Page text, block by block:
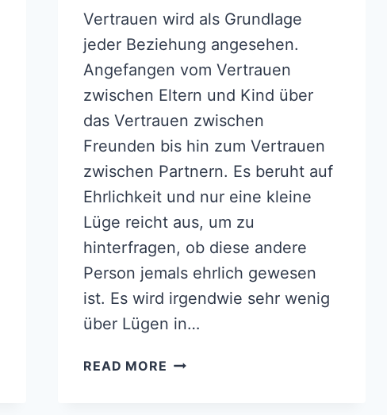
Vertrauen wird als Grundlage
jeder Beziehung angesehen.
Angefangen vom Vertrauen
zwischen Eltern und Kind über
das Vertrauen zwischen
Freunden bis hin zum Vertrauen
zwischen Partnern. Es beruht auf
Ehrlichkeit und nur eine kleine
Lüge reicht aus, um zu
hinterfragen, ob diese andere
Person jemals ehrlich gewesen
ist. Es wird irgendwie sehr wenig
über Lügen in…
READ MORE LÜGENDETEKTOR